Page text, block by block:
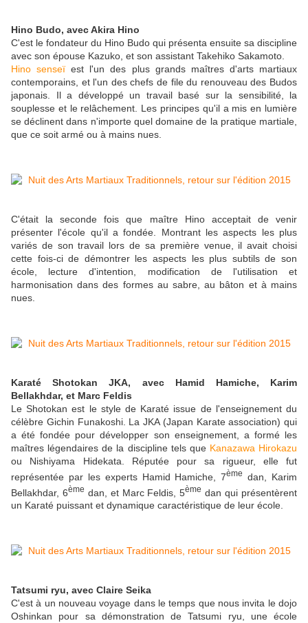
Hino Budo, avec Akira Hino
C'est le fondateur du Hino Budo qui présenta ensuite sa discipline
avec son épouse Kazuko, et son assistant Takehiko Sakamoto.
Hino senseï est l'un des plus grands maîtres d'arts martiaux
contemporains, et l'un des chefs de file du renouveau des Budos
japonais. Il a développé un travail basé sur la sensibilité, la
souplesse et le relâchement. Les principes qu'il a mis en lumière
se déclinent dans n'importe quel domaine de la pratique martiale,
que ce soit armé ou à mains nues.
C'était la seconde fois que maître Hino acceptait de venir
présenter l'école qu'il a fondée. Montrant les aspects les plus
variés de son travail lors de sa première venue, il avait choisi
cette fois-ci de démontrer les aspects les plus subtils de son
école, lecture d'intention, modification de l'utilisation et
harmonisation dans des formes au sabre, au bâton et à mains
nues.
Karaté Shotokan JKA, avec Hamid Hamiche, Karim
Bellakhdar, et Marc Feldis
Le Shotokan est le style de Karaté issue de l'enseignement du
célèbre Gichin Funakoshi. La JKA (Japan Karate association) qui
a été fondée pour développer son enseignement, a formé les
maîtres légendaires de la discipline tels que Kanazawa Hirokazu
ou Nishiyama Hidekata. Réputée pour sa rigueur, elle fut
représentée par les experts Hamid Hamiche, 7ème
dan, Karim
Bellakhdar, 6ème dan, et Marc Feldis, 5ème dan qui présentèrent
un Karaté puissant et dynamique caractéristique de leur école.
Tatsumi ryu, avec Claire Seika
C'est à un nouveau voyage dans le temps que nous invita le dojo
Oshinkan pour sa démonstration de Tatsumi ryu, une école